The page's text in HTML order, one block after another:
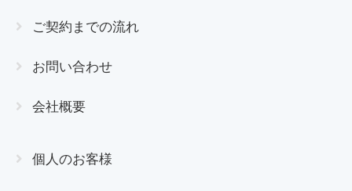
ご契約までの流れ
お問い合わせ
会社概要
個人のお客様